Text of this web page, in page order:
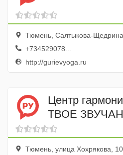
Тюмень, Салтыкова-
+734529078...
http://gurievyoga.ru
Центр
ТВОЕ
Тюмень, улица Хохрякова, 10